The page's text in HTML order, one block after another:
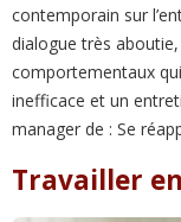
contemporain sur
dialogue très
comportementaux
inefficace et un
manager de : Se
Travailler